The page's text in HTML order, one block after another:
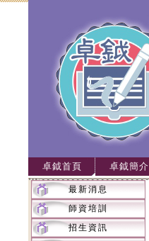
卓鉞首頁 卓鉞簡介
最新消息
師資培訓
招生資訊